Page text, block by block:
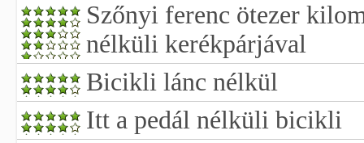
Szőnyi ferenc ötezer
nélküli kerékpárjával
Bicikli lánc nélkül
Itt a pedál nélküli bicikli